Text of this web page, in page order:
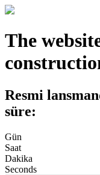
The
Resmi
süre:
Gün
Saat
Dakika
Seconds